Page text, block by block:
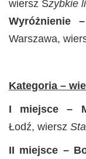
wiersz Szybkie
Wyróżnienie
Warszawa,
Kategoria –
I miejsce –
Łodź, wiersz
II miejsce –